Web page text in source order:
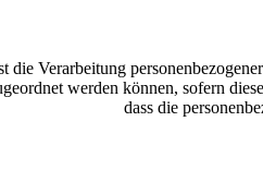
die Verarbeitung
werden können, sofern
dass die